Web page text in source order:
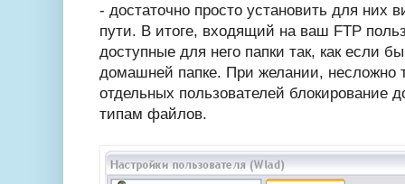
- достаточно просто установить для них
пути. В итоге, входящий на ваш FTP
доступные для него папки так, как если
домашней папке. При желании, несложно
отдельных пользователей блокирование
типам файлов.